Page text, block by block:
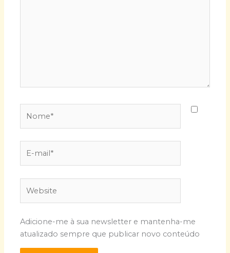
Adicione-me à sua newsletter e mantenha-me
atualizado sempre que publicar novo conteúdo